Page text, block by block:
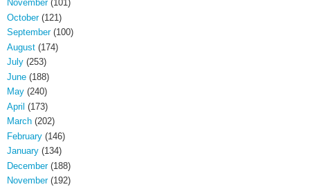
November(101)
October(121)
September(100)
August (174)
July (253)
June (188)
May (240)
April (173)
March (202)
February (146)
January (134)
December(188)
November(192)